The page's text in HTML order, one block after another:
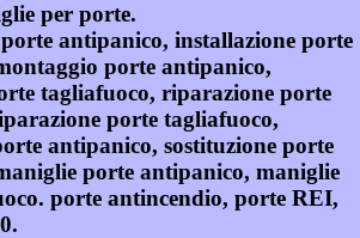
per porte.
antipanico, installazione porte
porte antipanico,
tagliafuoco, riparazione porte
porte tagliafuoco,
antipanico, sostituzione porte
porte antipanico, maniglie
porte antincendio, porte REI,